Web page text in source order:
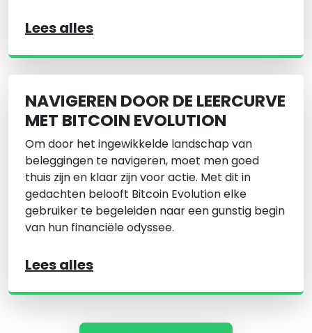
Lees alles
NAVIGEREN DOOR DE LEERCURVE
MET BITCOIN EVOLUTION
Om door het ingewikkelde landschap van
beleggingen te navigeren, moet men goed
thuis zijn en klaar zijn voor actie. Met dit in
gedachten belooft Bitcoin Evolution elke
gebruiker te begeleiden naar een gunstig begin
van hun financiële odyssee.
Lees alles